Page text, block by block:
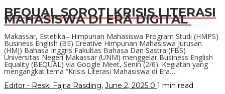
BEQUAL SOROTI KRISIS LITERASI
MAHASISWA DI ERA DIGITAL
Makassar, Estetika– Himpunan Mahasiswa Program Studi (HMPS)
Business English (BE) Creative Himpunan Mahasiswa Jurusan
(HMJ) Bahasa Inggris Fakultas Bahasa Dan Sastra (FBS)
Universitas Negeri Makassar (UNM) menggelar Business English
Equality (BEQUAL) via Google Meet, Senin (2/6). Kegiatan yang
mengangkat tema “Krisis Literasi Mahasiswa di Era…
Editor - Reski Fajria Rasding, June 2, 2025 0 1 min read